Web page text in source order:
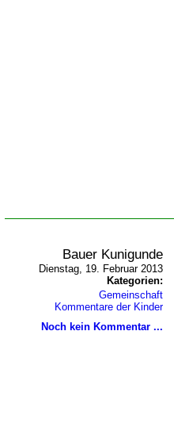
Bauer Kunigunde
Dienstag, 19. Februar 2013
Kategorien:
Gemeinschaft
Kommentare der Kinder
Noch kein Kommentar ...